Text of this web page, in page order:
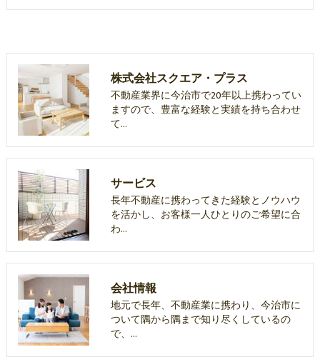
株式会社スクエア・プラス
不動産業界に今治市で20年以上携わってい
ますので、豊富な経験と実績を持ち合わせ
て…
サービス
長年不動産に携わってきた経験とノウハウ
を活かし、お客様一人ひとりのご希望に合
わ…
会社情報
地元で長年、不動産業に携わり、今治市に
ついて隅から隅まで知り尽くしているの
で、…